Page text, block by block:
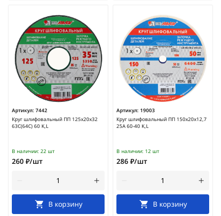
Артикул: 7442
Круг шлифовальный ПП 125х20х32
63С(64С) 60 K,L
В наличии: 22 шт
260 ₽/шт
В корзину
Артикул: 19003
Круг шлифовальный ПП 150х20х12,7
25А 60-40 K,L
В наличии: 12 шт
286 ₽/шт
В корзину